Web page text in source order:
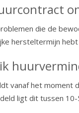
die de
hersteltermijn
vanaf het moment
ligt dit tussen